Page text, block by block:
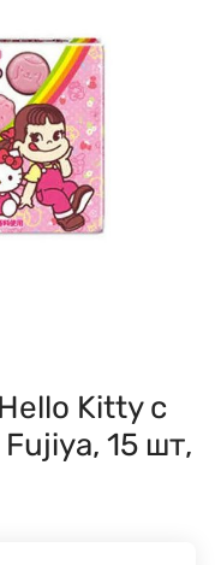
Kitty с
15 шт,